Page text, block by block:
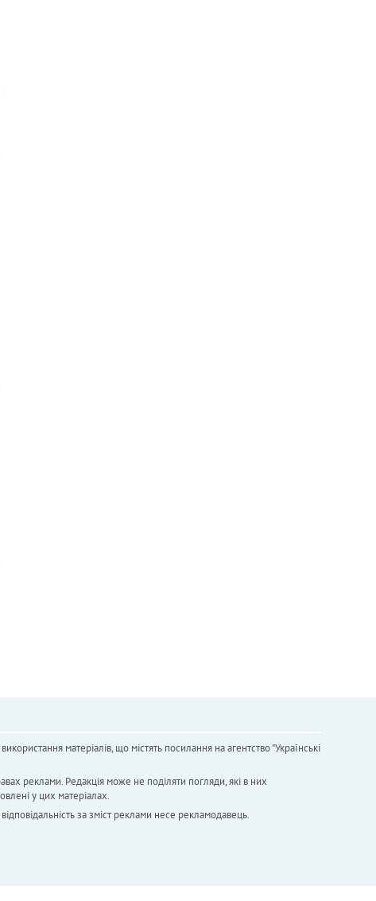
матеріалів, що містять посилання на агентство "Українськi
реклами. Редакція може не поділяти погляди, які в них
у цих матеріалах.
за зміст реклами несе рекламодавець.